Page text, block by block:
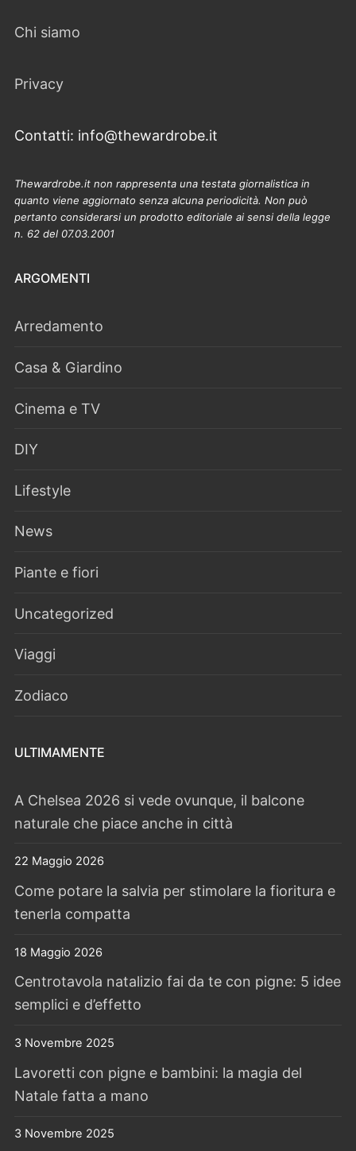
Chi siamo
Privacy
Contatti: info@thewardrobe.it
Thewardrobe.it non rappresenta una testata giornalistica in
quanto viene aggiornato senza alcuna periodicità. Non può
pertanto considerarsi un prodotto editoriale ai sensi della legge
n. 62 del 07.03.2001
ARGOMENTI
Arredamento
Casa & Giardino
Cinema e TV
DIY
Lifestyle
News
Piante e fiori
Uncategorized
Viaggi
Zodiaco
ULTIMAMENTE
A Chelsea 2026 si vede ovunque, il balcone
naturale che piace anche in città
22 Maggio 2026
Come potare la salvia per stimolare la fioritura e
tenerla compatta
18 Maggio 2026
Centrotavola natalizio fai da te con pigne: 5 idee
semplici e d’effetto
3 Novembre 2025
Lavoretti con pigne e bambini: la magia del
Natale fatta a mano
3 Novembre 2025